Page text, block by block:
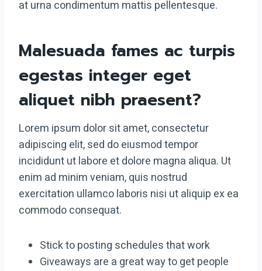
at urna condimentum mattis pellentesque.
Malesuada fames ac turpis
egestas integer eget
aliquet nibh praesent?
Lorem ipsum dolor sit amet, consectetur
adipiscing elit, sed do eiusmod tempor
incididunt ut labore et dolore magna aliqua. Ut
enim ad minim veniam, quis nostrud
exercitation ullamco laboris nisi ut aliquip ex ea
commodo consequat.
Stick to posting schedules that work
Giveaways are a great way to get people